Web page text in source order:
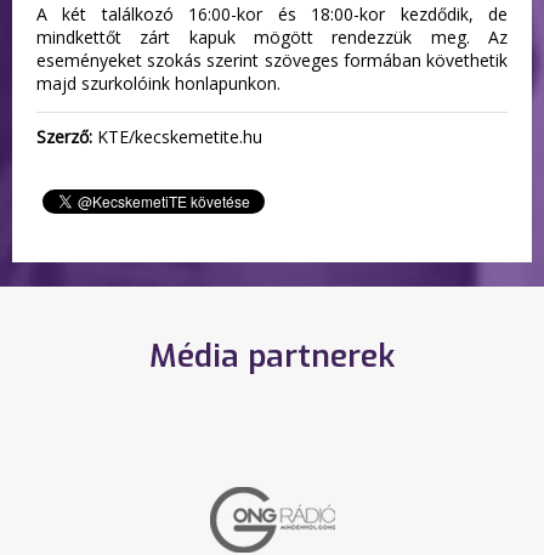
A két találkozó 16:00-kor és 18:00-kor kezdődik, de
mindkettőt zárt kapuk mögött rendezzük meg. Az
eseményeket szokás szerint szöveges formában követhetik
majd szurkolóink honlapunkon.
Szerző: KTE/kecskemetite.hu
Média partnerek